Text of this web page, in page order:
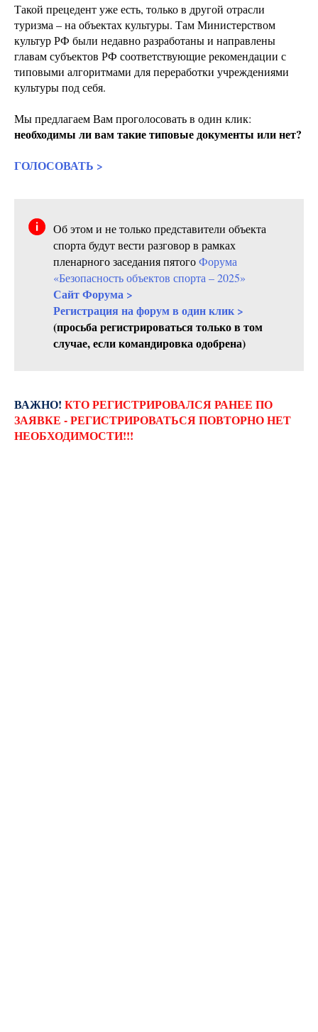
Такой прецедент уже есть, только в другой отрасли
туризма – на объектах культуры. Там Министерством
культур РФ были недавно разработаны и направлены
главам субъектов РФ соответствующие рекомендации с
типовыми алгоритмами для переработки учреждениями
культуры под себя.
Мы предлагаем Вам проголосовать в один клик:
необходимы ли вам такие типовые документы или нет?
ГОЛОСОВАТЬ >
Об этом и не только представители объекта
спорта будут вести разговор в рамках
пленарного заседания пятогоФорума
«Безопасность объектов спорта – 2025»
Сайт Форума >
Регистрация на форум в один клик >
(просьба регистрироваться только в том
случае, если командировка одобрена)
ВАЖНО! КТО РЕГИСТРИРОВАЛСЯ РАНЕЕ ПО
ЗАЯВКЕ - РЕГИСТРИРОВАТЬСЯ ПОВТОРНО НЕТ
НЕОБХОДИМОСТИ!!!